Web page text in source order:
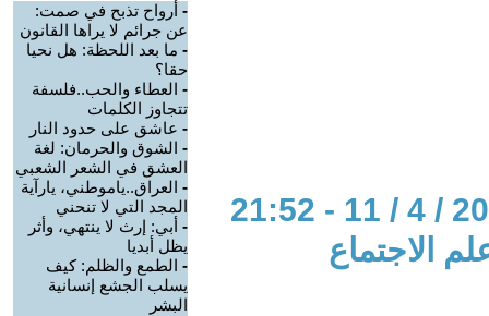
الاجتماع
- أرواح تذبح في صمت:
عن جرائم لا يراها القانون
- ما بعد اللحظة: هل نحيا
حقا؟
- العطاء والحب..فلسفة
تتجاوز الكلمات
- عاشق على حدود النار
- الشوق والحرمان: لغة
العشق في الشعر الشعبي
- العراق..ياموطني، يارآية
المجد التي لا تنحني
- أبي: إرث لا ينتهي، وأثر
يظل أبديا
- الطمع والظلم: كيف
يسلب الجشع إنسانية
البشر